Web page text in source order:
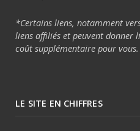
*Certains liens, notamment
liens affiliés et peuvent donner
coût supplémentaire pour vous.
LE SITE EN CHIFFRES